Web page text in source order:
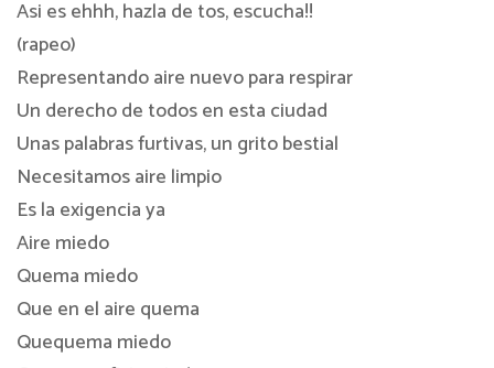
Asi es ehhh, hazla de tos, escucha!!
(rapeo)
Representando aire nuevo para respirar
Un derecho de todos en esta ciudad
Unas palabras furtivas, un grito bestial
Necesitamos aire limpio
Es la exigencia ya
Aire miedo
Quema miedo
Que en el aire quema
Quequema miedo